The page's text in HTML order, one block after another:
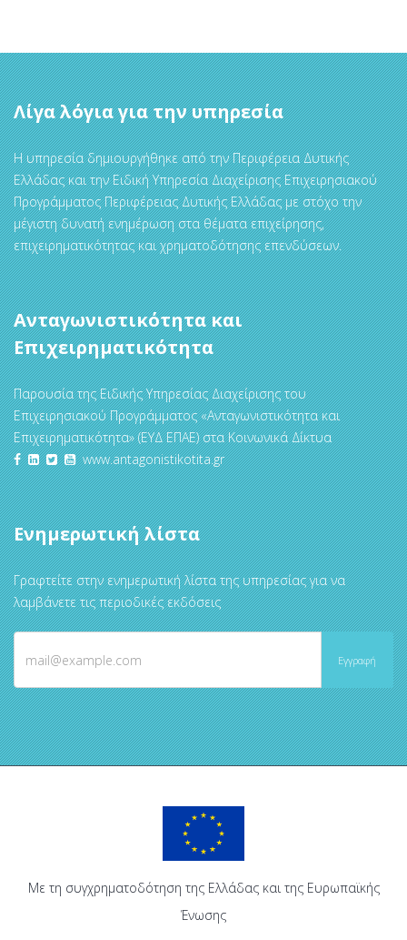
Λίγα λόγια για την υπηρεσία
Η υπηρεσία δημιουργήθηκε από την Περιφέρεια Δυτικής
Ελλάδας και την Ειδική Υπηρεσία Διαχείρισης Επιχειρησιακού
Προγράμματος Περιφέρειας Δυτικής Ελλάδας με στόχο την
μέγιστη δυνατή ενημέρωση στα θέματα επιχείρησης,
επιχειρηματικότητας και χρηματοδότησης επενδύσεων.
Ανταγωνιστικότητα και
Επιχειρηματικότητα
Παρουσία της Ειδικής Υπηρεσίας Διαχείρισης του
Επιχειρησιακού Προγράμματος «Ανταγωνιστικότητα και
Επιχειρηματικότητα» (ΕΥΔ ΕΠΑΕ) στα Κοινωνικά Δίκτυα
www.antagonistikotita.gr
Ενημερωτική λίστα
Γραφτείτε στην ενημερωτική λίστα της υπηρεσίας για να
λαμβάνετε τις περιοδικές εκδόσεις
Με τη συγχρηματοδότηση της Ελλάδας και της Ευρωπαϊκής
Ένωσης